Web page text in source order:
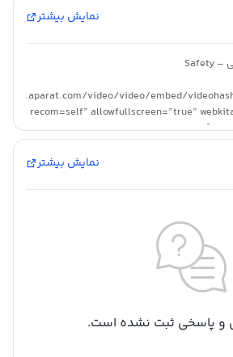
نمایش بیشتر
www.aparat.com/video/video/embed/
recom=self” allowfullscreen=”true”
نمایش بیشتر
پاسخی ثبت نشده است.